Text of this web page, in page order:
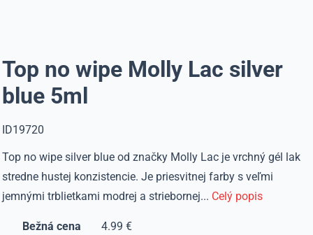
Top no wipe Molly Lac silver
blue 5ml
ID19720
Top no wipe silver blue od značky Molly Lac je vrchný gél lak
stredne hustej konzistencie. Je priesvitnej farby s veľmi
jemnými trblietkami modrej a striebornej... Celý popis
Bežná cena
4.99 €